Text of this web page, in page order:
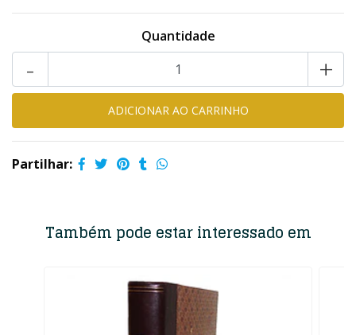
Quantidade
+
-
Partilhar:
Também pode estar interessado em